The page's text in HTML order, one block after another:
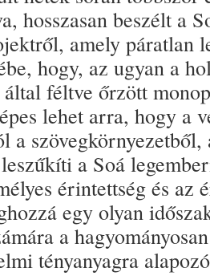
hosszasan beszélt a
amely páratlan
hogy, az ugyan a
féltve őrzött
lehet arra, hogy a
a
a Soá
érintettség és az
egy olyan
a
tényanyagra